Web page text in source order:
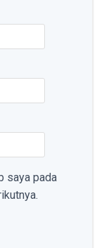
saya pada